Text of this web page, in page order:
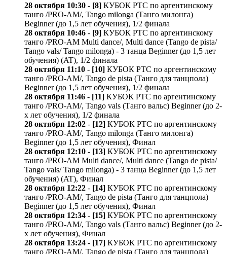
28 октября 10:30 - [8] КУБОК РТС по аргентинскому
танго /PRO-AM/, Tango milonga (Танго милонга)
Beginner (до 1,5 лет обучения), 1/2 финала
28 октября 10:46 - [9] КУБОК РТС по аргентинскому
танго /PRO-AM Multi dance/, Multi dance (Tango de pista/
Tango vals/ Tango milonga) - 3 танца Beginner (до 1,5 лет
обучения) (AT), 1/2 финала
28 октября 11:10 - [10] КУБОК РТС по аргентинскому
танго /PRO-AM/, Tango de pista (Танго для танцпола)
Beginner (до 1,5 лет обучения), 1/2 финала
28 октября 11:46 - [11] КУБОК РТС по аргентинскому
танго /PRO-AM/, Tango vals (Танго вальс) Beginner (до 2-
х лет обучения), 1/2 финала
28 октября 12:02 - [12] КУБОК РТС по аргентинскому
танго /PRO-AM/, Tango milonga (Танго милонга)
Beginner (до 1,5 лет обучения), Финал
28 октября 12:10 - [13] КУБОК РТС по аргентинскому
танго /PRO-AM Multi dance/, Multi dance (Tango de pista/
Tango vals/ Tango milonga) - 3 танца Beginner (до 1,5 лет
обучения) (AT), Финал
28 октября 12:22 - [14] КУБОК РТС по аргентинскому
танго /PRO-AM/, Tango de pista (Танго для танцпола)
Beginner (до 1,5 лет обучения), Финал
28 октября 12:34 - [15] КУБОК РТС по аргентинскому
танго /PRO-AM/, Tango vals (Танго вальс) Beginner (до 2-
х лет обучения), Финал
28 октября 13:24 - [17] КУБОК РТС по аргентинскому
танго /PRO-AM/, Tango de pista (Танго для танцпола)